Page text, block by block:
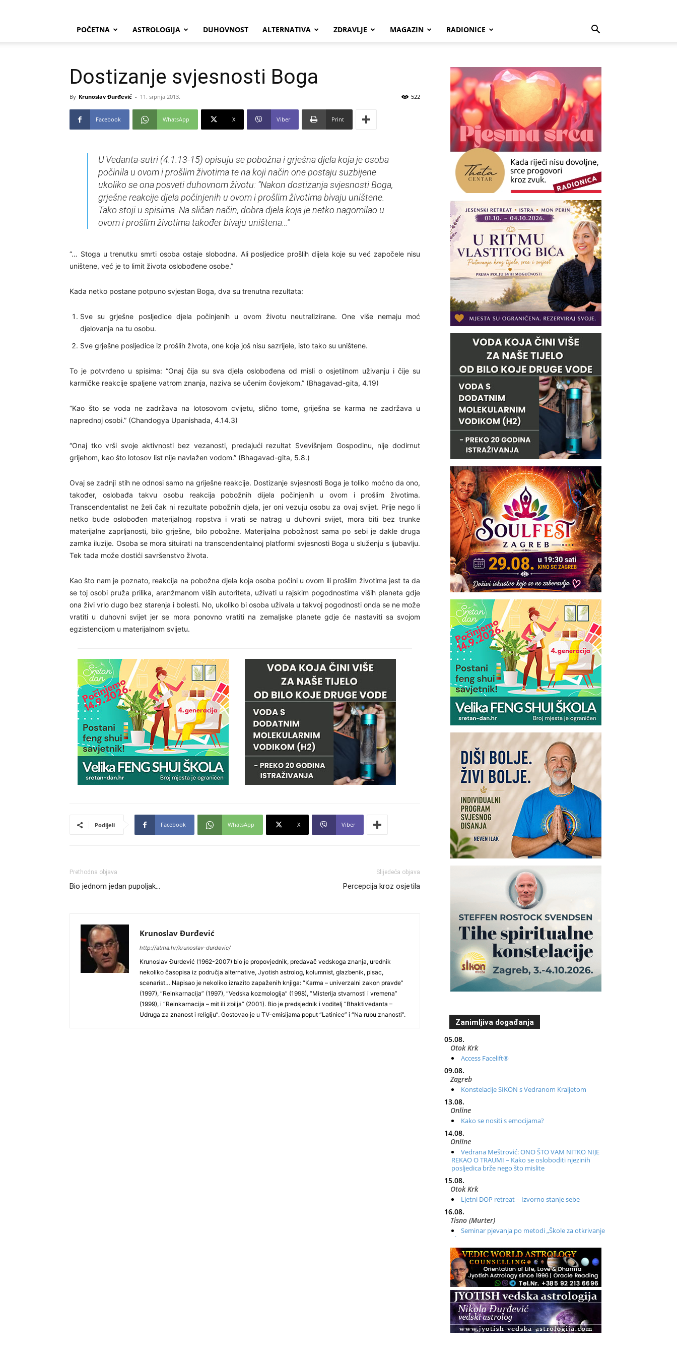
POČETNA ASTROLOGIJA DUHOVNOST ALTERNATIVA ZDRAVLJE MAGAZIN RADIONICE
Dostizanje svjesnosti Boga
By Krunoslav Đurđević - 11. srpnja 2013. 522
Facebook WhatsApp X Viber Print
U Vedanta-sutri (4.1.13-15) opisuju se pobožna i grješna djela koja je osoba
počinila u ovom i prošlim životima te na koji način one postaju suzbijene
ukoliko se ona posveti duhovnom životu: “Nakon dostizanja svjesnosti Boga,
grješne reakcije djela počinjenih u ovom i prošlim životima bivaju uništene.
Tako stoji u spisima. Na sličan način, dobra djela koja je netko nagomilao u
ovom i prošlim životima također bivaju uništena…”
“… Stoga u trenutku smrti osoba ostaje slobodna. Ali posljedice prošlih dijela koje su već započele nisu
uništene, već je to limit života oslobođene osobe.”
Kada netko postane potpuno svjestan Boga, dva su trenutna rezultata:
Sve su grješne posljedice djela počinjenih u ovom životu neutralizirane. One više nemaju moć
djelovanja na tu osobu.
Sve grješne posljedice iz prošlih života, one koje još nisu sazrijele, isto tako su uništene.
To je potvrđeno u spisima: “Onaj čija su sva djela oslobođena od misli o osjetilnom uživanju i čije su
karmičke reakcije spaljene vatrom znanja, naziva se učenim čovjekom.” (Bhagavad-gita, 4.19)
“Kao što se voda ne zadržava na lotosovom cvijetu, slično tome, griješna se karma ne zadržava u
naprednoj osobi.” (Chandogya Upanishada, 4.14.3)
“Onaj tko vrši svoje aktivnosti bez vezanosti, predajući rezultat Svevišnjem Gospodinu, nije dodirnut
grijehom, kao što lotosov list nije navlažen vodom.” (Bhagavad-gita, 5.8.)
Ovaj se zadnji stih ne odnosi samo na griješne reakcije. Dostizanje svjesnosti Boga je toliko moćno da ono,
također, oslobađa takvu osobu reakcija pobožnih dijela počinjenih u ovom i prošlim životima.
Transcendentalist ne želi čak ni rezultate pobožnih djela, jer oni vezuju osobu za ovaj svijet. Prije nego li
netko bude oslobođen materijalnog ropstva i vrati se natrag u duhovni svijet, mora biti bez trunke
materijalne zaprljanosti, bilo grješne, bilo pobožne. Materijalna pobožnost sama po sebi je dakle druga
zamka iluzije. Osoba se mora situirati na transcendentalnoj platformi svjesnosti Boga u služenju s ljubavlju.
Tek tada može dostići savršenstvo života.
Kao što nam je poznato, reakcija na pobožna djela koja osoba počini u ovom ili prošlim životima jest ta da
se toj osobi pruža prilika, aranžmanom viših autoriteta, uživati u rajskim pogodnostima viših planeta gdje
ona živi vrlo dugo bez starenja i bolesti. No, ukoliko bi osoba uživala u takvoj pogodnosti onda se ne može
vratiti u duhovni svijet jer se mora ponovno vratiti na zemaljske planete gdje će nastaviti sa svojom
egzistencijom u materijalnom svijetu.
Podijeli Facebook WhatsApp X Viber
Prethodna objava
Bio jednom jedan pupoljak…
Slijedeća objava
Percepcija kroz osjetila
Krunoslav Đurđević
http://atma.hr/krunoslav-durdevic/
Krunoslav Đurđević (1962-2007) bio je propovjednik, predavač vedskoga znanja, urednik
nekoliko časopisa iz područja alternative, Jyotish astrolog, kolumnist, glazbenik, pisac,
scenarist… Napisao je nekoliko izrazito zapaženih knjiga: “Karma – univerzalni zakon pravde”
(1997), “Reinkarnacija” (1997), “Vedska kozmologija” (1998), “Misterija stvarnosti i vremena”
(1999), i “Reinkarnacija – mit ili zbilja” (2001). Bio je predsjednik i voditelj “Bhaktivedanta –
Udruga za znanost i religiju”. Gostovao je u TV-emisijama poput “Latinice” i “Na rubu znanosti”.
Zanimljiva događanja
05.08.
Otok Krk
Access Facelift®
09.08.
Zagreb
Konstelacije SIKON s Vedranom Kraljetom
13.08.
Online
Kako se nositi s emocijama?
14.08.
Online
Vedrana Meštrović: ONO ŠTO VAM NITKO NIJE
REKAO O TRAUMI – Kako se osloboditi njezinih
posljedica brže nego što mislite
15.08.
Otok Krk
Ljetni DOP retreat – Izvorno stanje sebe
16.08.
Tisno (Murter)
Seminar pjevanja po metodi „Škole za otkrivanje
glasa“
20.08.
Online
Radionica: Pomagači iz drugih dimenzija Online –
otvoreno za sve
21.08.
Zagreb+Online
Osnovni ThetaHealing® tečaj, Zagreb i Online
22.08.
Pula